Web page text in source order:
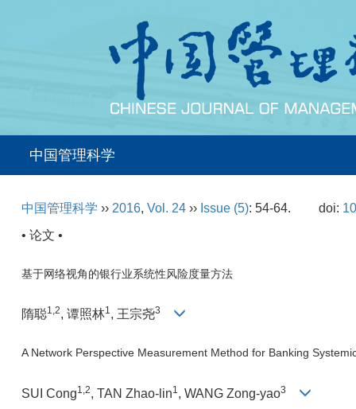
中国管理科学
中国管理科学 ›› 2016, Vol. 24 ›› Issue (5): 54-64. doi:
• 论文 •
基于网络视角的银行业系统性风险度量方法
隋聪1,2, 谭照林1, 王宗尧3
A Network Perspective Measurement Method for Banking
SUI Cong1,2, TAN Zhao-lin1 , WANG Zong-yao3